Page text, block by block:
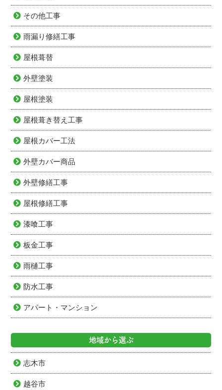
その他工事
雨漏り修繕工事
屋根葺替
外壁塗装
屋根塗装
屋根葺き替え工事
屋根カバー工法
外壁カバー商品
外壁修繕工事
屋根修繕工事
漆喰工事
板金工事
雨樋工事
防水工事
アパート・マンション
地域から選ぶ
志木市
越谷市